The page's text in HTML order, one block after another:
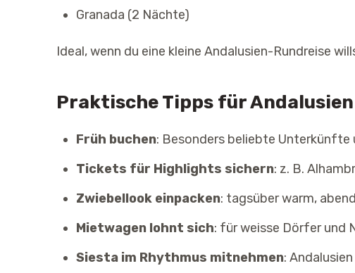
Granada (2 Nächte)
Ideal, wenn du eine kleine Andalusien-Rundreise
Praktische Tipps für
Früh buchen: Besonders beliebte
Tickets für Highlights sichern: z. B.
Zwiebellook einpacken: tagsüber warm,
Mietwagen lohnt sich: für weisse Dörfer und
Siesta im Rhythmus mitnehmen: